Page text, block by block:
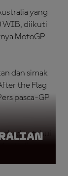
yang
WIB, diikuti
MotoGP
dan simak
the Flag
pasca-GP
diketahui